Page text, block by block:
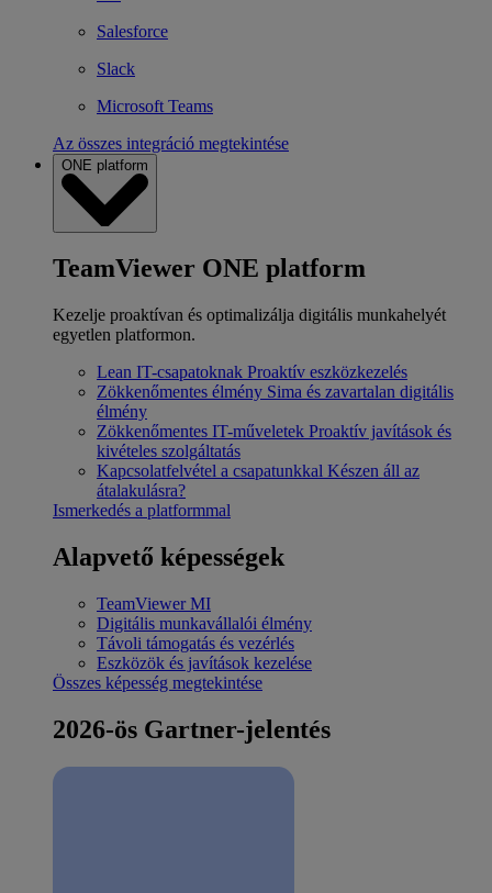
Salesforce
Slack
Microsoft Teams
Az összes integráció megtekintése
ONE platform
TeamViewer ONE platform
Kezelje proaktívan és optimalizálja digitális munkahelyét
egyetlen platformon.
Lean IT-csapatoknak Proaktív eszközkezelés
Zökkenőmentes élmény Sima és zavartalan digitális
élmény
Zökkenőmentes IT-műveletek Proaktív javítások és
kivételes szolgáltatás
Kapcsolatfelvétel a csapatunkkal Készen áll az
átalakulásra?
Ismerkedés a platformmal
Alapvető képességek
TeamViewer MI
Digitális munkavállalói élmény
Távoli támogatás és vezérlés
Eszközök és javítások kezelése
Összes képesség megtekintése
2026-ös Gartner-jelentés